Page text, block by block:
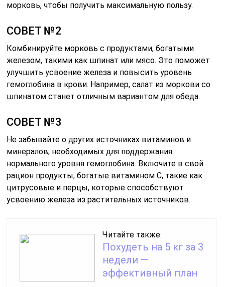
морковь, чтобы получить максимальную пользу.
СОВЕТ №2
Комбинируйте морковь с продуктами, богатыми
железом, такими как шпинат или мясо. Это поможет
улучшить усвоение железа и повысить уровень
гемоглобина в крови. Например, салат из моркови со
шпинатом станет отличным вариантом для обеда.
СОВЕТ №3
Не забывайте о других источниках витаминов и
минералов, необходимых для поддержания
нормального уровня гемоглобина. Включите в свой
рацион продукты, богатые витамином C, такие как
цитрусовые и перцы, которые способствуют
усвоению железа из растительных источников.
Читайте также:
Похудеть на 5 кг за 3
недели —
эффективный план